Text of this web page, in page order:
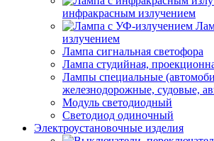
инфракрасным излучением
излучением
Лампа сигнальная светофора
Лампа студийная,
Лампы специальные
железнодорожные, судовые,
Модуль светодиодный
Светодиод одиночный
Электроустановочные изделия